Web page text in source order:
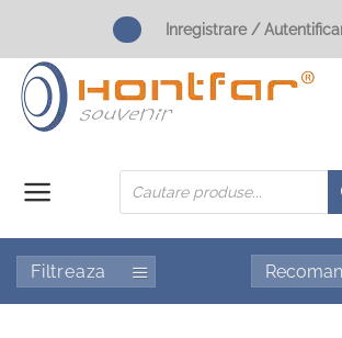
content
Inregistrare /
Products
search
Filtreaza